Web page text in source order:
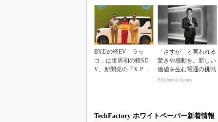
BYDの軽EV「ラッ
コ」は世界初の軽SD
V、新開発の「X-PAC
「さすが」と言われる
驚きや感動を。新しい
価値を生む電通の挑戦
PR(dentsu Japan)
TechFactory ホワイトペーパー新着情報